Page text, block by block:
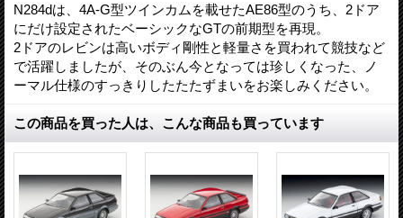
N284dは、4A-G型ツインカムを載せたAE86型のうち、2ドア
にだけ設定されたベーシックなGTの前期型を再現。
2ドアのレビンは高いボディ剛性と軽量さを買われて競技など
で活躍しましたが、そのぶん今となっては珍しくなった、ノ
ーマル仕様のすっきりしたたたずまいをお楽しみください。
この商品を買った人は、こんな商品も買っています